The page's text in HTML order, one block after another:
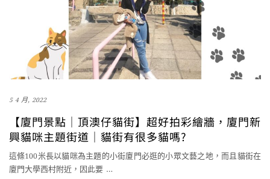
5 4 月, 2022
【廈門景點｜頂澳仔貓街】超好拍彩繪牆，廈門新
興貓咪主題街道｜貓街有很多貓嗎?
這條100米長以貓咪為主題的小街廈門必逛的小眾文藝之地，而且貓街在
廈門大學西村附近，因此要 …